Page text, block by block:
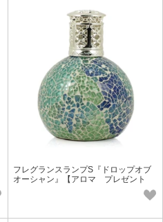
フレグランスランプS『ドロップオブ
オーシャン』【アロマ プレゼント